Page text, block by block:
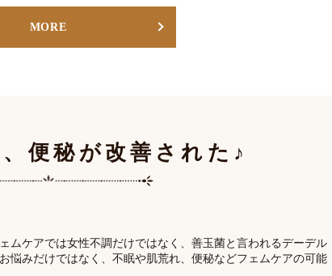
MORE
便秘が改善された♪
ムケアでは女性不調だけではなく、善玉菌と言われるデーデル
悩みだけではなく、不眠や肌荒れ、便秘などフェムケアの可能